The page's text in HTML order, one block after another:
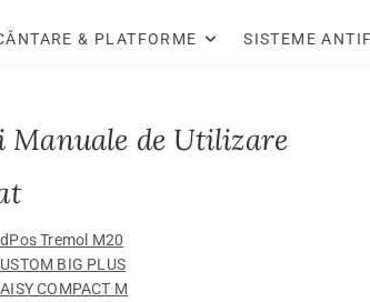
& PLATFORME SISTEME
de Utilizare
Tremol M20
BIG PLUS
COMPACT M